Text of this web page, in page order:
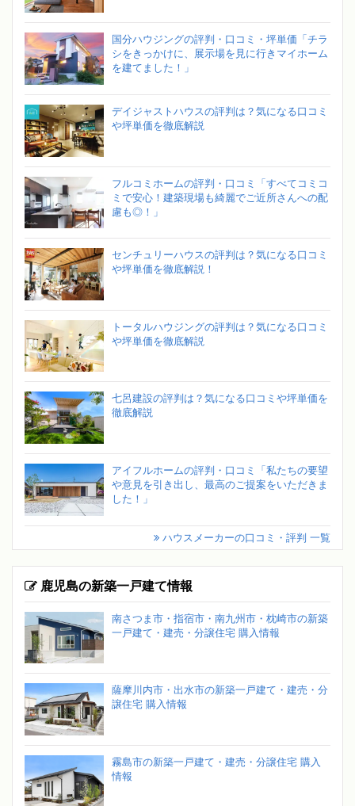
国分ハウジングの評判・口コミ・坪単価「チラ
シをきっかけに、展示場を見に行きマイホーム
を建てました！」
デイジャストハウスの評判は？気になる口コミ
や坪単価を徹底解説
フルコミホームの評判・口コミ「すべてコミコ
ミで安心！建築現場も綺麗でご近所さんへの配
慮も◎！」
センチュリーハウスの評判は？気になる口コミ
や坪単価を徹底解説！
トータルハウジングの評判は？気になる口コミ
や坪単価を徹底解説
七呂建設の評判は？気になる口コミや坪単価を
徹底解説
アイフルホームの評判・口コミ「私たちの要望
や意見を引き出し、最高のご提案をいただきま
した！」
ハウスメーカーの口コミ・評判 一覧
鹿児島の新築一戸建て情報
南さつま市・指宿市・南九州市・枕崎市の新築
一戸建て・建売・分譲住宅 購入情報
薩摩川内市・出水市の新築一戸建て・建売・分
譲住宅 購入情報
霧島市の新築一戸建て・建売・分譲住宅 購入
情報